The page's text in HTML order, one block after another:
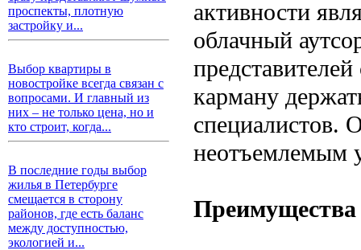
проспекты, плотную
застройку и...
Выбор квартиры в
новостройке всегда связан с
вопросами. И главный из
них – не только цена, но и
кто строит, когда...
В последние годы выбор
жилья в Петербурге
смещается в сторону
районов, где есть баланс
между доступностью,
экологией и...
активности
облачный
карману
специалистов.
неотъемлемым
Преимущества